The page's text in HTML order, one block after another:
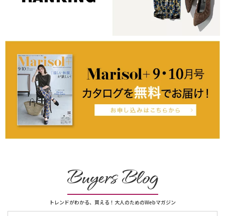
Buyers Blog
トレンドがわかる、買える！大人のためのWebマガジン